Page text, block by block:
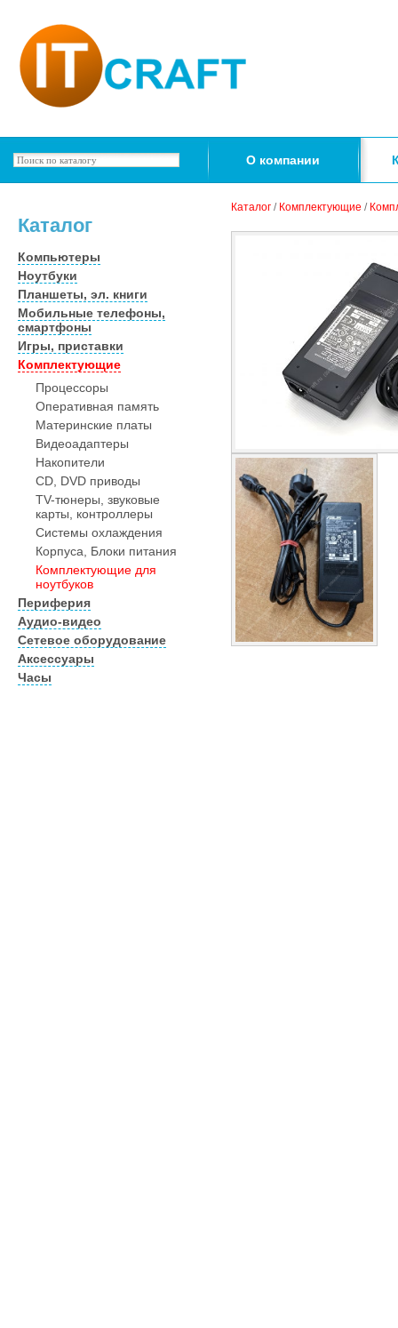
О компании
Каталог
Компьютеры
Ноутбуки
Планшеты, эл. книги
Мобильные телефоны,
смартфоны
Игры, приставки
Комплектующие
Процессоры
Оперативная память
Материнские платы
Видеоадаптеры
Накопители
CD, DVD приводы
TV-тюнеры, звуковые
карты, контроллеры
Системы охлаждения
Корпуса, Блоки питания
Комплектующие для
ноутбуков
Периферия
Аудио-видео
Сетевое оборудование
Аксессуары
Часы
Каталог / Комплектующие /